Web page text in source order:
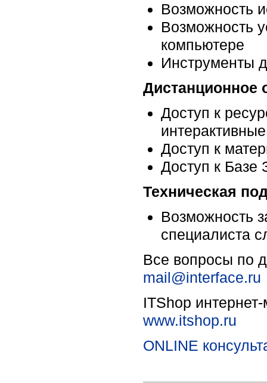
Возможность
Возможность
компьютере
Инструменты
Дистанционное
Доступ к
Доступ к
Доступ к Базе
Техническая
Возможность
специалиста
Все вопросы по
mail@interface.ru
ITShop
www.itshop.ru
ONLINE